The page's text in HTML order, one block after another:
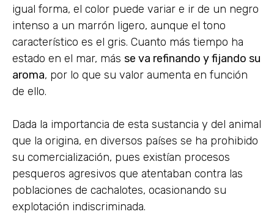
igual forma, el color puede variar e ir de un negro
intenso a un marrón ligero, aunque el tono
característico es el gris. Cuanto más tiempo ha
estado en el mar, más se va refinando y fijando su
aroma, por lo que su valor aumenta en función
de ello.
Dada la importancia de esta sustancia y del animal
que la origina, en diversos países se ha prohibido
su comercialización, pues existían procesos
pesqueros agresivos que atentaban contra las
poblaciones de cachalotes, ocasionando su
explotación indiscriminada.